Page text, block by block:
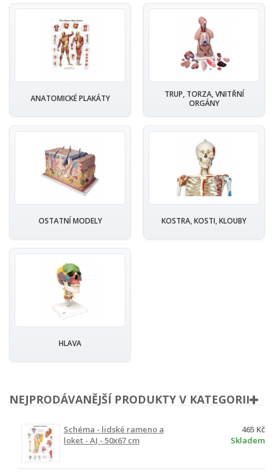
ANATOMICKÉ PLAKÁTY
TRUP, TORZA, VNITŘNÍ
ORGÁNY
OSTATNÍ MODELY KOSTRA, KOSTI, KLOUBY
HLAVA
NEJPRODÁVANĚJŠÍ PRODUKTY V KATEGORII
Schéma - lidské rameno a
loket - AJ - 50x67 cm
465 Kč
Skladem